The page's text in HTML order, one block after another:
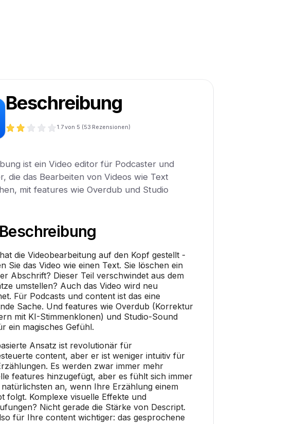
Beschreibung
1.7von 5 (53 Rezensionen)
ist ein Video editor für Podcaster und
die das Bearbeiten von Videos wie Text
mit features wie Overdub und Studio
die Videobearbeitung auf den Kopf gestellt -
Sie das Video wie einen Text. Sie löschen ein
Abschrift? Dieser Teil verschwindet aus dem
umstellen? Auch das Video wird neu
Für Podcasts und content ist das eine
Sache. Und features wie Overdub (Korrektur
mit KI-Stimmenklonen) und Studio-Sound
ein magisches Gefühl.
Ansatz ist revolutionär für
content, aber er ist weniger intuitiv für
Es werden zwar immer mehr
features hinzugefügt, aber es fühlt sich immer
an, wenn Ihre Erzählung einem
folgt. Komplexe visuelle Effekte und
Nicht gerade die Stärke von Descript.
für Ihre content wichtiger: das gesprochene